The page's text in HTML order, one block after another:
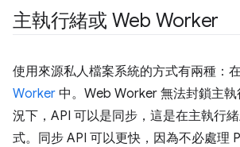
主執行緒或 Web Worker
使用來源私人檔案系統的方式有兩種：在
Worker 中。Web Worker 無法封鎖主
況下，API 可以是同步，這是在主執行
式。同步 API 可以更快，因為不必處理